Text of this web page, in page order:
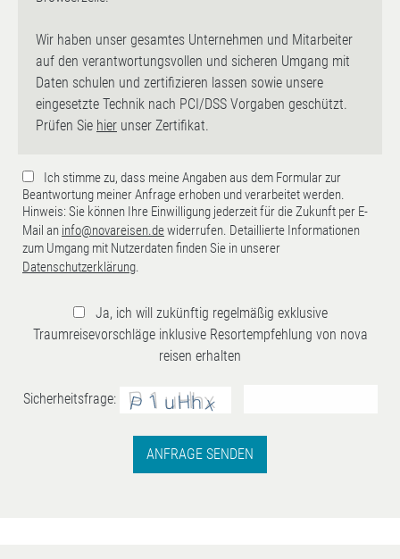
Wir haben unser gesamtes Unternehmen und Mitarbeiter
auf den verantwortungsvollen und sicheren Umgang mit
Daten schulen und zertifizieren lassen sowie unsere
eingesetzte Technik nach PCI/DSS Vorgaben geschützt.
Prüfen Sie hier unser Zertifikat.
Ich stimme zu, dass meine Angaben aus dem Formular zur
Beantwortung meiner Anfrage erhoben und verarbeitet werden.
Hinweis: Sie können Ihre Einwilligung jederzeit für die Zukunft per E-
Mail an info@novareisen.dewiderrufen. Detaillierte Informationen
zum Umgang mit Nutzerdaten finden Sie in unserer
Datenschutzerklärung.
Ja, ich will zukünftig regelmäßig exklusive
Traumreisevorschläge inklusive Resortempfehlung von nova
reisen erhalten
Sicherheitsfrage:
ANFRAGE SENDEN